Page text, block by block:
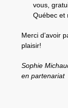
vous,
Québec et
Merci d’avoir
plaisir!
Sophie
en partenariat